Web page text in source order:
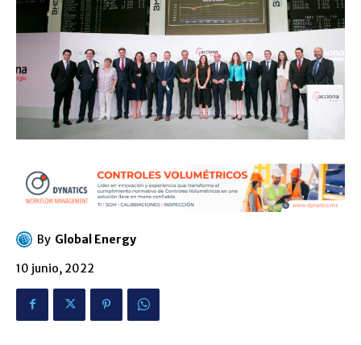
By Global Energy
10 junio, 2022